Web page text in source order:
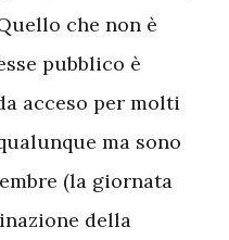
che non è
pubblico è
acceso per molti
ma sono
(la giornata
della